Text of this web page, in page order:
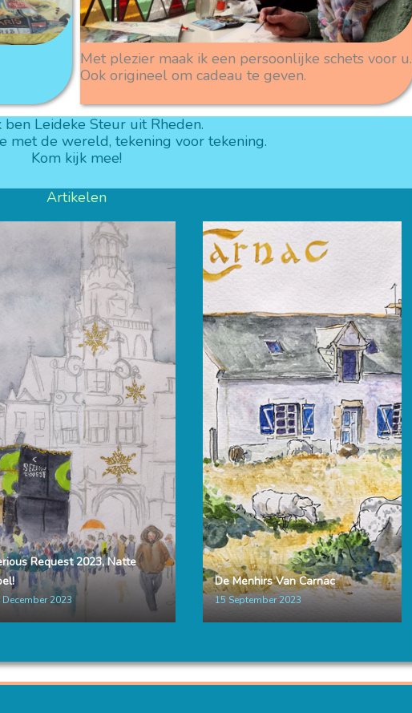
Met plezier maak ik een persoonlijke schets voor u.
Ook origineel om cadeau te geven.
ben Leideke Steur uit Rheden.
met de wereld, tekening voor tekening.
Kom kijk mee!
Artikelen
Request 2023, Natte
December 2023
De Menhirs Van Carnac
15 September 2023